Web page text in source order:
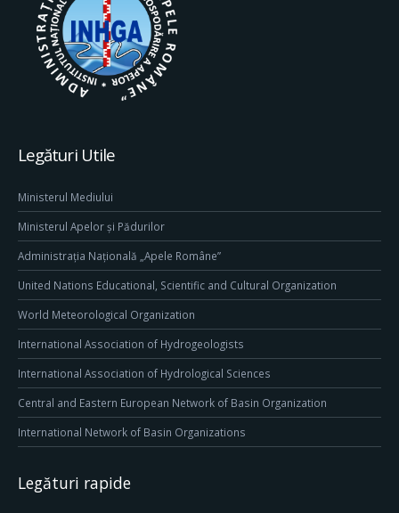
Legături Utile
Ministerul Mediului
Ministerul Apelor și Pădurilor
Administrația Națională „Apele Române”
United Nations Educational, Scientific and Cultural Organization
World Meteorological Organization
International Association of Hydrogeologists
International Association of Hydrological Sciences
Central and Eastern European Network of Basin Organization
International Network of Basin Organizations
Legături rapide